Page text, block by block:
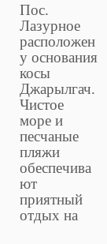
Пос.
Лазурное
расположен
у основания
косы
Джарылгач.
Чистое
море и
песчаные
пляжи
обеспечива
ют
приятный
отдых на